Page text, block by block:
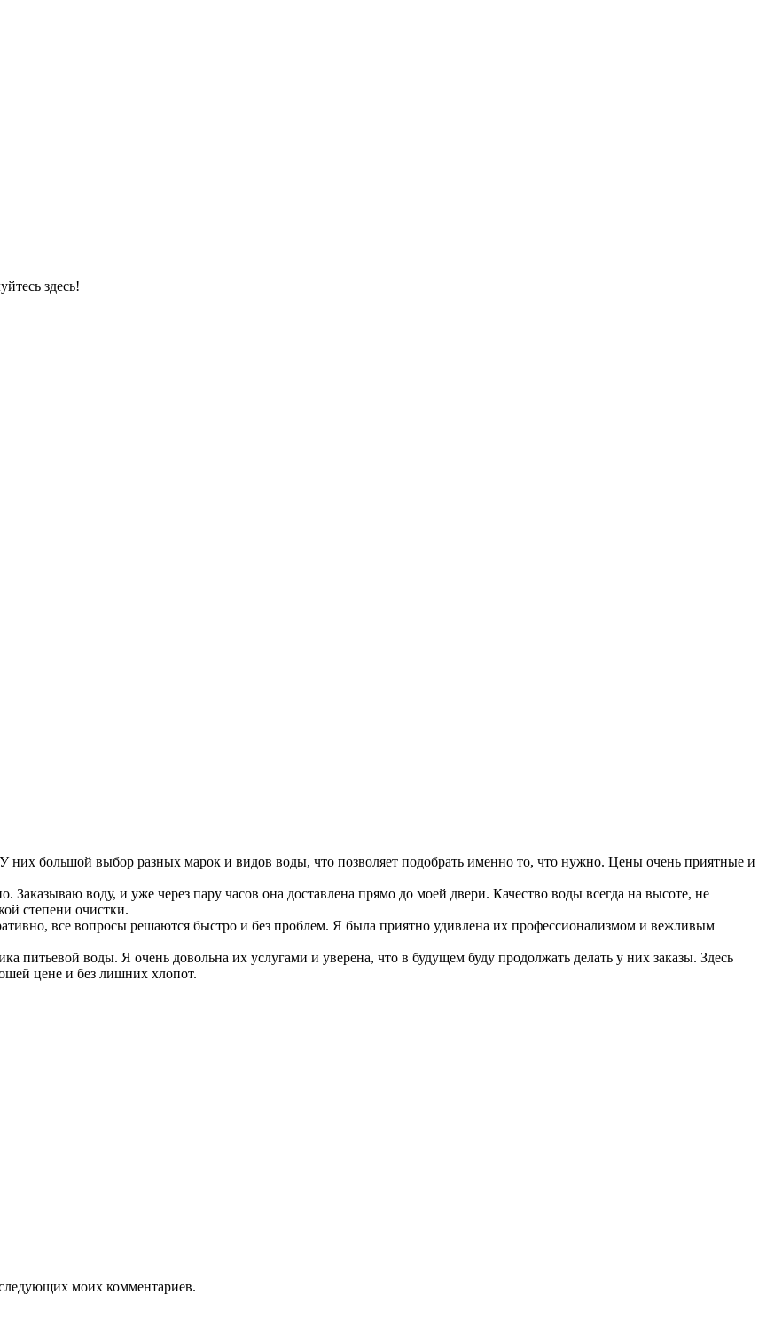
здесь!
них большой выбор разных марок и видов воды, что позволяет подобрать именно то, что нужно. Цены очень приятные и
Заказываю воду, и уже через пару часов она доставлена прямо до моей двери. Качество воды всегда на высоте, не
степени очистки.
все вопросы решаются быстро и без проблем. Я была приятно удивлена их профессионализмом и вежливым
питьевой воды. Я очень довольна их услугами и уверена, что в будущем буду продолжать делать у них заказы. Здесь
цене и без лишних хлопот.
моих комментариев.